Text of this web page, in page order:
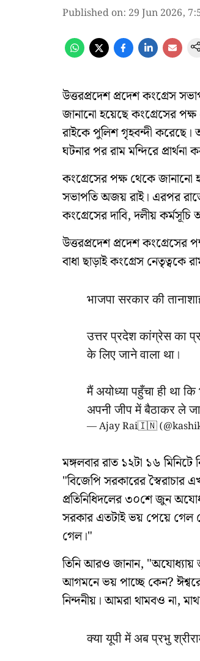
Published on: 29 Jun 2026,
উত্তরপ্রদেশ প্রদেশ কংগ্রেস
জানানো হয়েছে কংগ্রেসের
রাইকে পুলিশ গৃহবন্দী করেছে।
ঘটনার পর রাম মন্দিরে
কংগ্রেসের পক্ষ থেকে জানানো
সভাপতি অজয় রাই। এরপর
কংগ্রেসের দাবি, দলীয়
উত্তরপ্রদেশ প্রদেশ কংগ্রেসের
বাধা ছাড়াই কংগ্রেস নেতৃত্বকে
भाजपा सरकार की
​उत्तर प्रदेश कांग्रेस का
के लिए जाने वाला था।
मैं अयोध्या पहुँचा ही था
अपनी जीप में बैठाकर ले
— Ajay Rai🇮🇳
মঙ্গলবার রাত ১২টা ১৬
"বিজেপি সরকারের স্বৈরাচার
প্রতিনিধিদলের ৩০শে জুন
সরকার এতটাই ভয় পেয়ে গেল
গেল।"
তিনি আরও জানান, "অযোধ্যায়
আগমনে ভয় পাচ্ছে কেন?
নিন্দনীয়। আমরা থামবও না,
क्या यूपी में अब प्रभु